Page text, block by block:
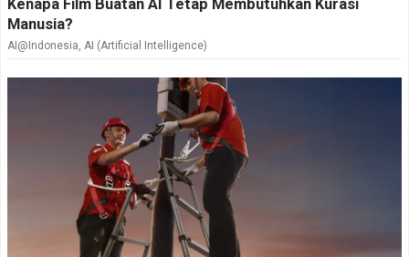
Kenapa Film Buatan AI Tetap Membutuhkan Kurasi
Manusia?
AI@Indonesia, AI (Artificial Intelligence)